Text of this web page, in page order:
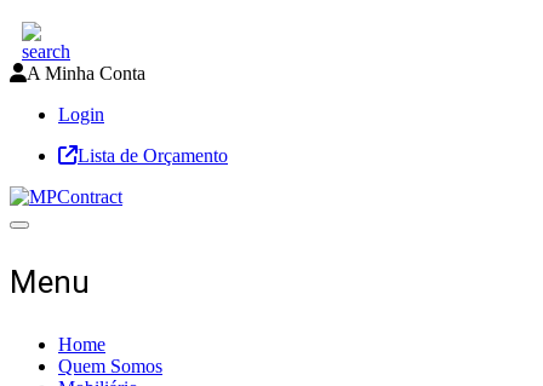
A Minha Conta
Login
Lista de Orçamento
Toggle navigation
Menu
Home
Quem Somos